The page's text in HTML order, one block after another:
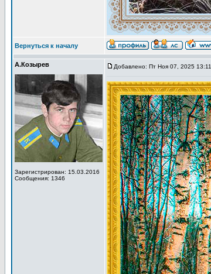
Вернуться к началу
А.Козырев
Зарегистрирован: 15.03.2016
Сообщения: 1346
Добавлено: Пт Ноя 07, 2025 13:11